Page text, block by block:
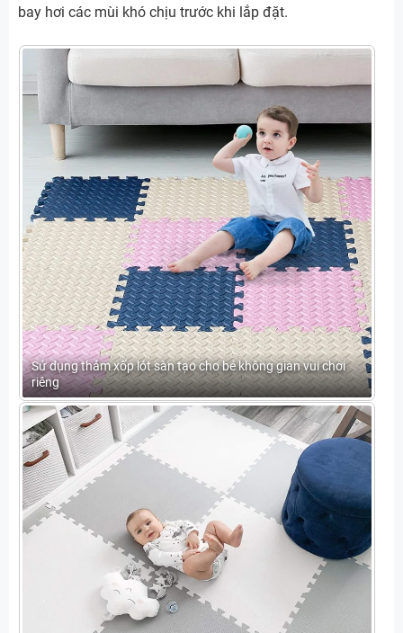
bay hơi các mùi khó chịu trước khi lắp đặt.
Sử dụng thảm xốp lót sàn tạo cho bé không gian vui chơi
riêng